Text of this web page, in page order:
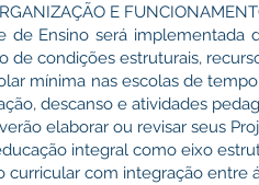
E
de Ensino será implementada
de condições estruturais,
mínima nas escolas de
descanso e atividades
elaborar ou revisar seus
integral como eixo
curricular com integração entre